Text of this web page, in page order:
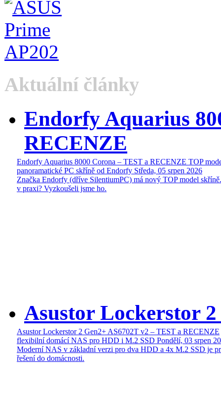
Aktuální články
Endorfy Aquarius
RECENZE
Endorfy Aquarius 8000 Corona – TEST a RECENZE TOP
panoramatické PC skříně od Endorfy Středa, 05 srpen 2026
Značka Endorfy (dříve SilentiumPC) má nový TOP model
v praxi? Vyzkoušeli jsme ho.
Asustor Lockerstor
Asustor Lockerstor 2 Gen2+ AS6702T v2 – TEST a RECENZE
flexibilní domácí NAS pro HDD i M.2 SSD Pondělí, 03 srpen
Moderní NAS v základní verzi pro dva HDD a 4x M.2 SSD je
řešení do domácnosti.